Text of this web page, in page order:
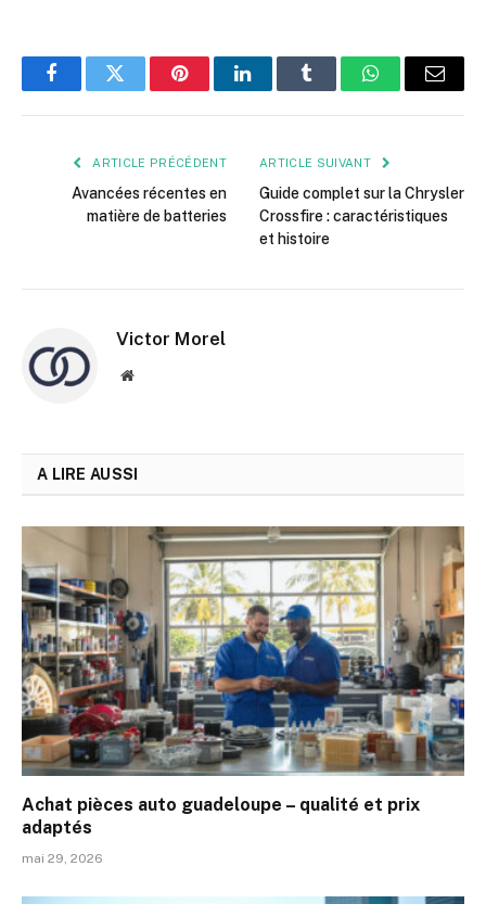
FacebookTwitter PinterestLinkedInTumblr WhatsApp
E-
ARTICLE PRÉCÉDENT
Avancées récentes en
matière de batteries
ARTICLE SUIVANT
Guide complet sur la Chrysler
Crossfire : caractéristiques
et histoire
Victor Morel
Site
A LIRE AUSSI
Achat pièces auto guadeloupe – qualité et prix
adaptés
mai 29, 2026